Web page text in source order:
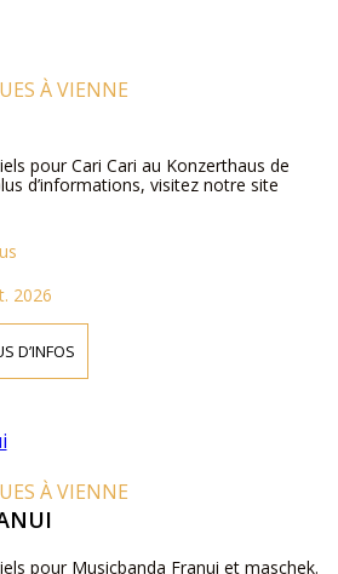
À VIENNE
pour Cari Cari au Konzerthaus de
d’informations, visitez notre site
2026
D’INFOS
À VIENNE
pour Musicbanda Franui et maschek.